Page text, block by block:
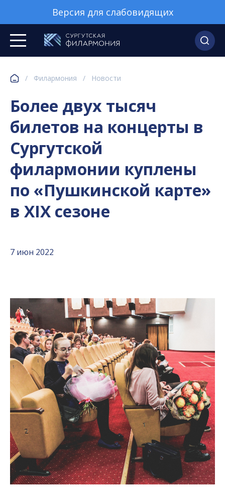
Версия для слабовидящих
/ Филармония / Новости
Более двух тысяч
билетов на концерты в
Сургутской
филармонии куплены
по «Пушкинской карте»
в XIX сезоне
7 июн 2022